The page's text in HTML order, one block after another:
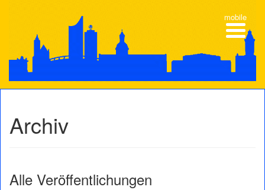
Archiv
Alle Veröffentlichungen
mobile